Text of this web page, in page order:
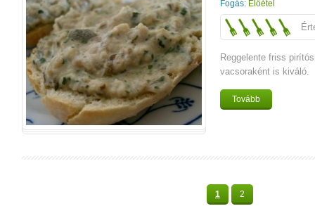
Fogás: Előétel
Reggelente friss
vacsoraként is kiváló.
Tovább
1 2